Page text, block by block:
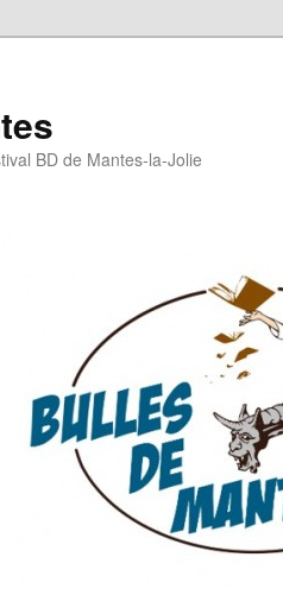
BD de Mantes-la-Jolie